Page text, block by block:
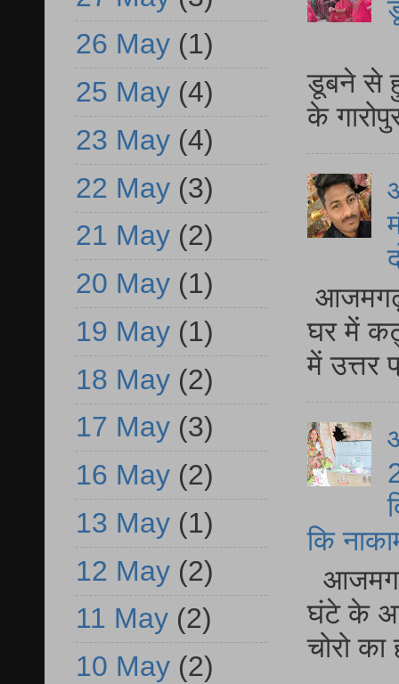
डूबने से
के
घर में
में
कि
घंटे के
चोरो
26 May (1)
25 May (4)
23 May (4)
22 May (3)
21 May (2)
20 May (1)
19 May (1)
18 May (2)
17 May (3)
16 May (2)
13 May (1)
12 May (2)
11 May (2)
10 May (2)